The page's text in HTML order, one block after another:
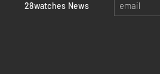
​28watches News